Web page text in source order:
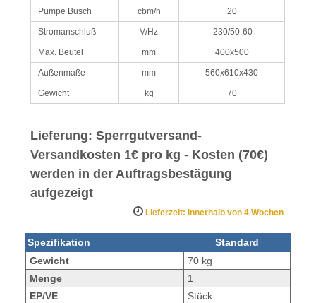
Pumpe Busch cbm/h 20
Stromanschluß V/Hz 230/50-60
Max. Beutel mm 400x500
Außenmaße mm 560x610x430
Gewicht kg 70
Lieferung: Sperrgutversand-
Versandkosten 1€ pro kg - Kosten (70€)
werden in der Auftragsbestägung
aufgezeigt
Lieferzeit: innerhalb von 4 Wochen
Spezifikation
Standard
Gewicht
70 kg
Menge
1
EP/VE
Stück